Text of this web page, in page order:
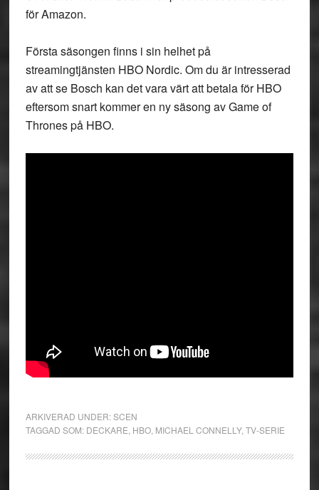
för Amazon.
Första säsongen finns i sin helhet på
streamingtjänsten HBO Nordic. Om du är intresserad
av att se Bosch kan det vara värt att betala för HBO
eftersom snart kommer en ny säsong av Game of
Thrones på HBO.
ARKIVERAD UNDER:SCEN
TAGGAD SOM: DECKARE HBO, MICHAEL CONNELLY, TV-SERIE